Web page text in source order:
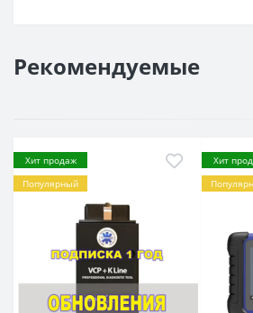
Рекомендуемые
Хит продаж
Популярный
Хит